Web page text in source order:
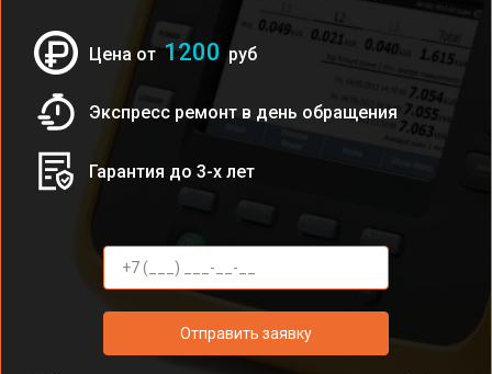
Цена от 1200 руб
Экспресс ремонт в день обращения
Гарантия до 3-х лет
Отправить заявку